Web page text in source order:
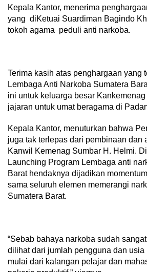
Kepala Kantor, menerima
yang diKetuai Suardiman Bagindo
tokoh agama peduli anti narkoba.
Terima kasih atas penghargaan yang
Lembaga Anti Narkoba Sumatera
ini untuk keluarga besar
jajaran untuk umat beragama di
Kepala Kantor, menuturkan bahwa
juga tak terlepas dari pembinaan dan
Kanwil Kemenag Sumbar H. Helmi.
Launching Program Lembaga anti
Barat hendaknya dijadikan
sama seluruh elemen memerangi
Sumatera Barat.
“Sebab bahaya narkoba sudah
dilihat dari jumlah pengguna dan usia
mulai dari kalangan pelajar dan